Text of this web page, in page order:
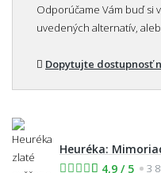
Odporúčame Vám buď si
uvedených alternatív,
Dopytujte dostupnosť
Heuréka:
4,9 / 5
3